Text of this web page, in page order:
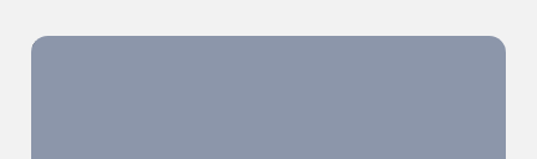
當劇場回到一片黑暗，怎麼在現實中再造幻覺？ ——李